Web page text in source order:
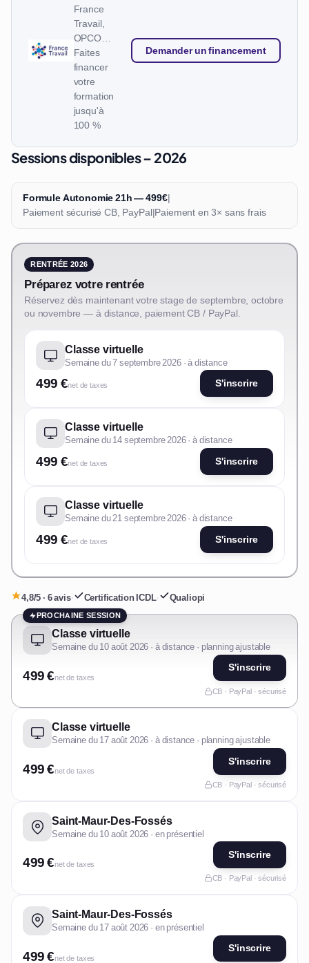
France
Travail,
OPCO…
Faites
financer
votre
formation
jusqu'à
100 %
Demander un financement
Sessions disponibles – 2026
Formule Autonomie 21h — 499€|
Paiement sécurisé CB, PayPal|Paiement en 3× sans frais
RENTRÉE 2026
Préparez votre rentrée
Réservez dès maintenant votre stage de septembre, octobre
ou novembre — à distance, paiement CB / PayPal.
Classe virtuelle
Semaine du 7 septembre 2026 · à distance
499 €net de taxes S'inscrire
Classe virtuelle
Semaine du 14 septembre 2026 · à distance
499 €net de taxes S'inscrire
Classe virtuelle
Semaine du 21 septembre 2026 · à distance
499 €net de taxes S'inscrire
4,8/5 · 6 avis· Certification ICDL· Qualiopi
PROCHAINE SESSION
Classe virtuelle
Semaine du 10 août 2026 · à distance · planning ajustable
499 €net de taxes
S'inscrire
CB · PayPal · sécurisé
Classe virtuelle
Semaine du 17 août 2026 · à distance · planning ajustable
499 €net de taxes
S'inscrire
CB · PayPal · sécurisé
Saint-Maur-Des-Fossés
Semaine du 10 août 2026 · en présentiel
499 €net de taxes
S'inscrire
CB · PayPal · sécurisé
Saint-Maur-Des-Fossés
Semaine du 17 août 2026 · en présentiel
499 €net de taxes
S'inscrire